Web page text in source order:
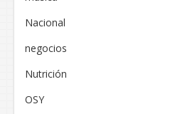
Nacional
negocios
Nutrición
OSY